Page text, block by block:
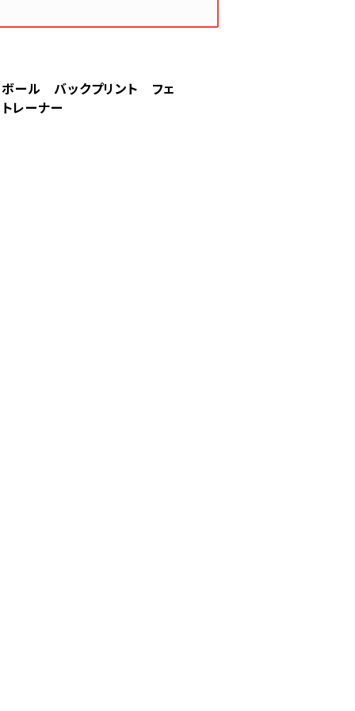
ール バックプリント フェ
レーナー